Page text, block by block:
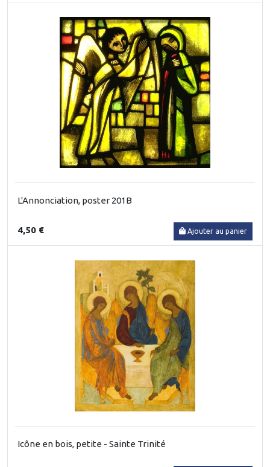
L'Annonciation, poster 201B
4,50 € Ajouter au panier
Icône en bois, petite - Sainte Trinité